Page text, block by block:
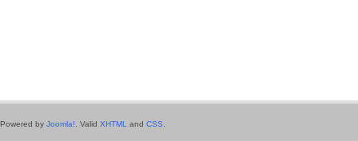
Powered by Joomla! . Valid XHTML and CSS